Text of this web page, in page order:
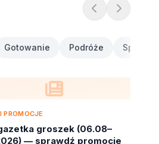
Gotowanie Podróże Sport i
PROMOCJE
groszek (06.08–
— sprawdź promocje